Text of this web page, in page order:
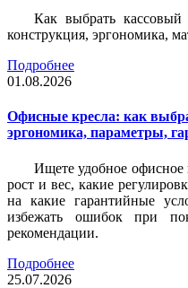
Как выбрать
конструкция, эргономика,
Подробнее
01.08.2026
Офисные кресла: как
эргономика, параметры,
Ищете удобное офисное
рост и вес, какие
на какие гарантийные
избежать ошибок при
рекомендации.
Подробнее
25.07.2026